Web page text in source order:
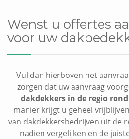
Wenst u offertes
voor uw
Vul dan hierboven het
zorgen dat uw aanvraag
dakdekkers in de regio rond
manier krijgt u geheel
van dakdekkersbedrijven uit de
nadien vergelijken en de